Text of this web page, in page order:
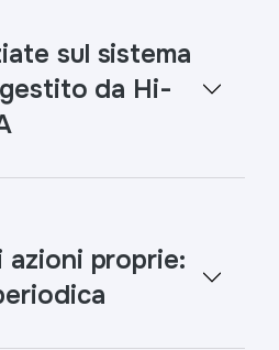
sul sistema
da Hi-
azioni proprie: